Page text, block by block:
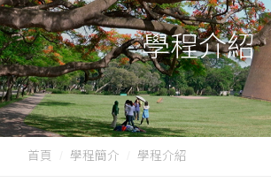
學程介紹
首頁 學程簡介 學程介紹